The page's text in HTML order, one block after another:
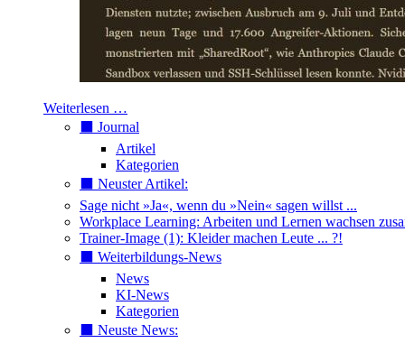
Weiterlesen …
⬛️ Journal
Artikel
Kategorien
⬛️ Neuster Artikel:
Sage nicht »Ja«, wenn du »Nein« sagen willst ...
Workplace Learning: Arbeiten und Lernen wachsen
Trainer-Image (1): Kleider machen Leute ... ?!
⬛️ Weiterbildungs-News
News
KI-News
Kategorien
⬛️ Neuste News: